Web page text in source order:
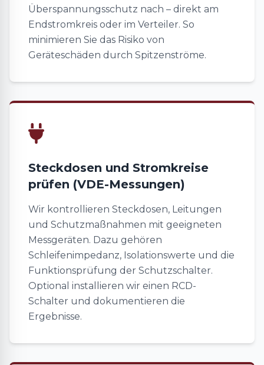
Überspannungsschutz nach – direkt am
Endstromkreis oder im Verteiler. So
minimieren Sie das Risiko von
Geräteschäden durch Spitzenströme.
Steckdosen und Stromkreise
prüfen (VDE-Messungen)
Wir kontrollieren Steckdosen, Leitungen
und Schutzmaßnahmen mit geeigneten
Messgeräten. Dazu gehören
Schleifenimpedanz, Isolationswerte und die
Funktionsprüfung der Schutzschalter.
Optional installieren wir einen RCD-
Schalter und dokumentieren die
Ergebnisse.